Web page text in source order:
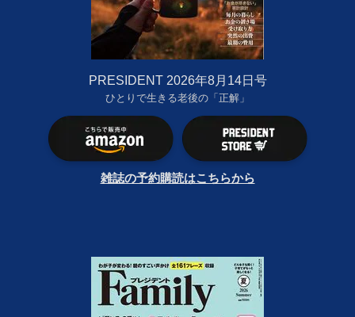
PRESIDENT 2026年8月14日号
ひとりで生きる老後の「正解」
雑誌の予約購読はこちらから